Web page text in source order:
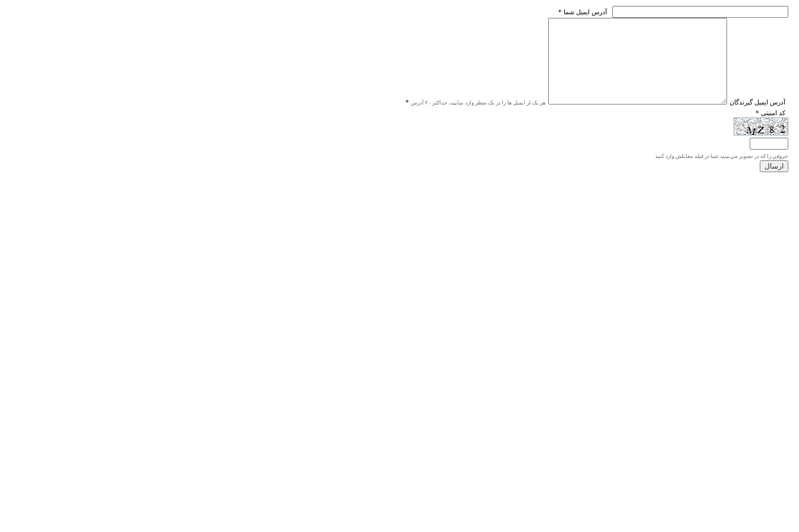
* آدرس ايميل شما
* آدرس ايميل گيرندگان هر یک از ایمیل ها را در یک سطر وارد نمایید، حداکثر ۲۰ آدرس
* کد امنیتی
حروفي را كه در تصوير مي‌بينيد عينا در فيلد مقابلش وارد كنيد